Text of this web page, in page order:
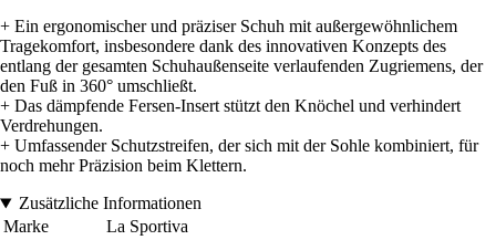
+ Ein ergonomischer und präziser Schuh mit außergewöhnlichem
Tragekomfort, insbesondere dank des innovativen Konzepts des
entlang der gesamten Schuhaußenseite verlaufenden Zugriemens, der
den Fuß in 360° umschließt.
+ Das dämpfende Fersen-Insert stützt den Knöchel und verhindert
Verdrehungen.
+ Umfassender Schutzstreifen, der sich mit der Sohle kombiniert, für
noch mehr Präzision beim Klettern.
Zusätzliche Informationen
Marke
La Sportiva